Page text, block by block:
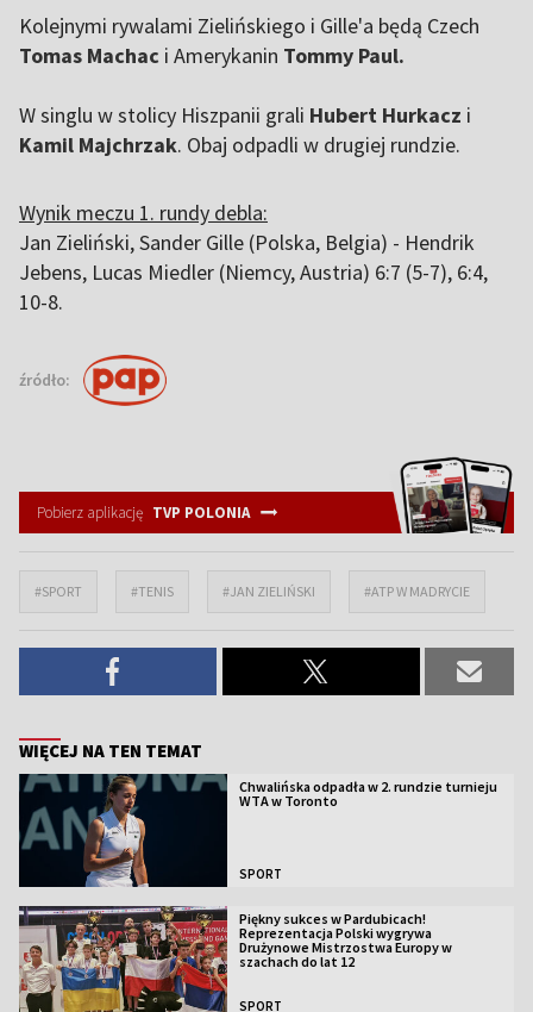
Kolejnymi rywalami Zielińskiego i Gille'a będą Czech
Tomas Machac i Amerykanin Tommy Paul.
W singlu w stolicy Hiszpanii grali Hubert Hurkacz i
Kamil Majchrzak. Obaj odpadli w drugiej rundzie.
Wynik meczu 1. rundy debla:
Jan Zieliński, Sander Gille (Polska, Belgia) - Hendrik
Jebens, Lucas Miedler (Niemcy, Austria) 6:7 (5-7), 6:4,
10-8.
źródło:
Pobierz aplikację TVP POLONIA
#SPORT #TENIS #JAN ZIELIŃSKI #ATP W MADRYCIE
WIĘCEJ NA TEN TEMAT
Chwalińska odpadła w 2. rundzie turnieju
WTA w Toronto
SPORT
Piękny sukces w Pardubicach!
Reprezentacja Polski wygrywa
Drużynowe Mistrzostwa Europy w
szachach do lat 12
SPORT